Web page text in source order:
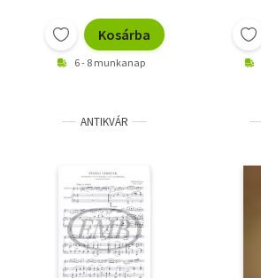
Kosárba
6 - 8 munkanap
ANTIKVÁR